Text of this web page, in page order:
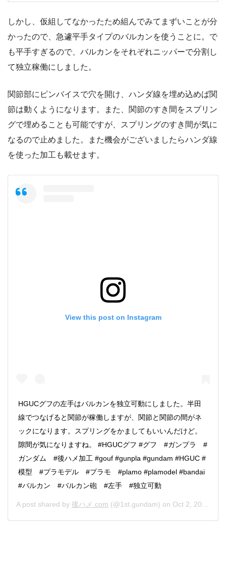
しかし、仮組してなかったため組んでみてまずいことが分
かったので、急遽平手タイプのバルカンを使うことに。で
も平手すぎるので、バルカンをそれぞれニッパーで分割し
て独立稼働にしました。
関節部にピンバイスで穴を開け、ハンダ線を埋め込めば関
節は動くようになります。また、関節のすき間をスプリン
グで埋めることも可能ですが、スプリングのすき間が気に
なるので止めました。また機会がございましたらハンダ線
を使った加工も載せます。
View this post on Instagram
HGUCグフの左手はバルカンを独立可動にしました。半田
線でつなげると関節が稼働しますが、関節と関節の間がネ
ックになります。スプリングをかましてもいいんだけど。
隙間が気になりますね。 #HGUCグフ #グフ #ガンプラ #
ガンダム #後ハメ加工 #gouf #gunpla #gundam #HGUC #
模型 #プラモデル #プラモ #plamo #plamodel #bandai
#バルカン #バルカン砲 #左手 #独立可動
A post shared by 後ハメ.com (@1st.gundam) on Oct 2, 2019 at 5:36pm PDT